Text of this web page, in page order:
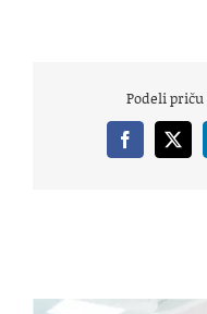
Podeli
Facebook
X